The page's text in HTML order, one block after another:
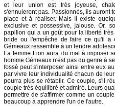
et leur union est très joyeuse,
s'ennuieront pas. Passionnés, ils auront
place et à réaliser. Mais il existe
exclusive et possessive, jalouse. Or,
papillon qui a un goût pour la liberté
bride ou l'empêche de faire ce qu'il a
Gémeaux ressemble à un tendre
La femme Lion aura du mal à imposer
homme Gémeaux n'est pas du genre à
fossé peut s'interposer ainsi entre eux
par vivre leur individualité chacun de
pourra plus se rétablir. Ce couple, s'il
couple très équilibré et admiré. Leurs
permettre de s'affirmer comme un
beaucoup à apprendre l'un de l'autre.